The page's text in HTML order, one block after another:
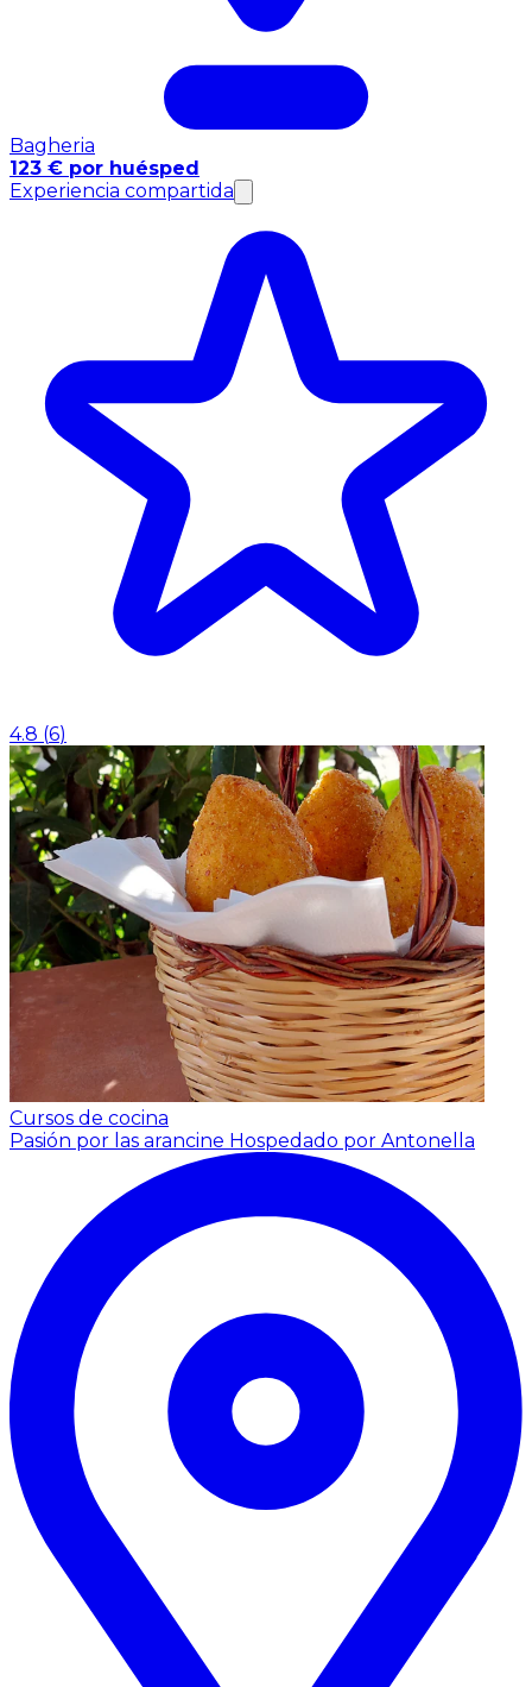
Bagheria
123 € por huésped
Experiencia compartida
4.8 (6)
Cursos de cocina
Pasión por las arancine Hospedado por Antonella